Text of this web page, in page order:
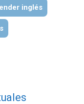
inglés